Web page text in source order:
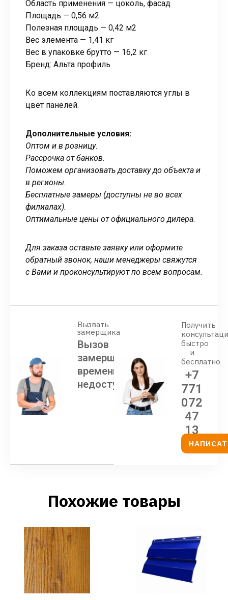
Область применения — цоколь, фасад
Площадь — 0,56 м2
Полезная площадь — 0,42 м2
Вес элемента — 1,41 кг
Вес в упаковке брутто — 16,2 кг
Бренд: Альта профиль
Ко всем коллекциям поставляются углы в
цвет панелей.
Дополнительные условия:
Оптом и в розницу.
Рассрочка от банков.
Поможем организовать доставку до объекта и
в регионы.
Бесплатные замеры (доступны не во всех
филиалах).
Оптимальные цены от официального дилера.
Для заказа оставьте заявку или оформите
обратный звонок, наши менеджеры свяжутся
с Вами и проконсультируют по всем вопросам.
Вызвать
замерщика
Вызов
замерщика
временно
недоступен
Получить
быстро
и
бесплатно
+7
771
072
47
13
Похожие товары